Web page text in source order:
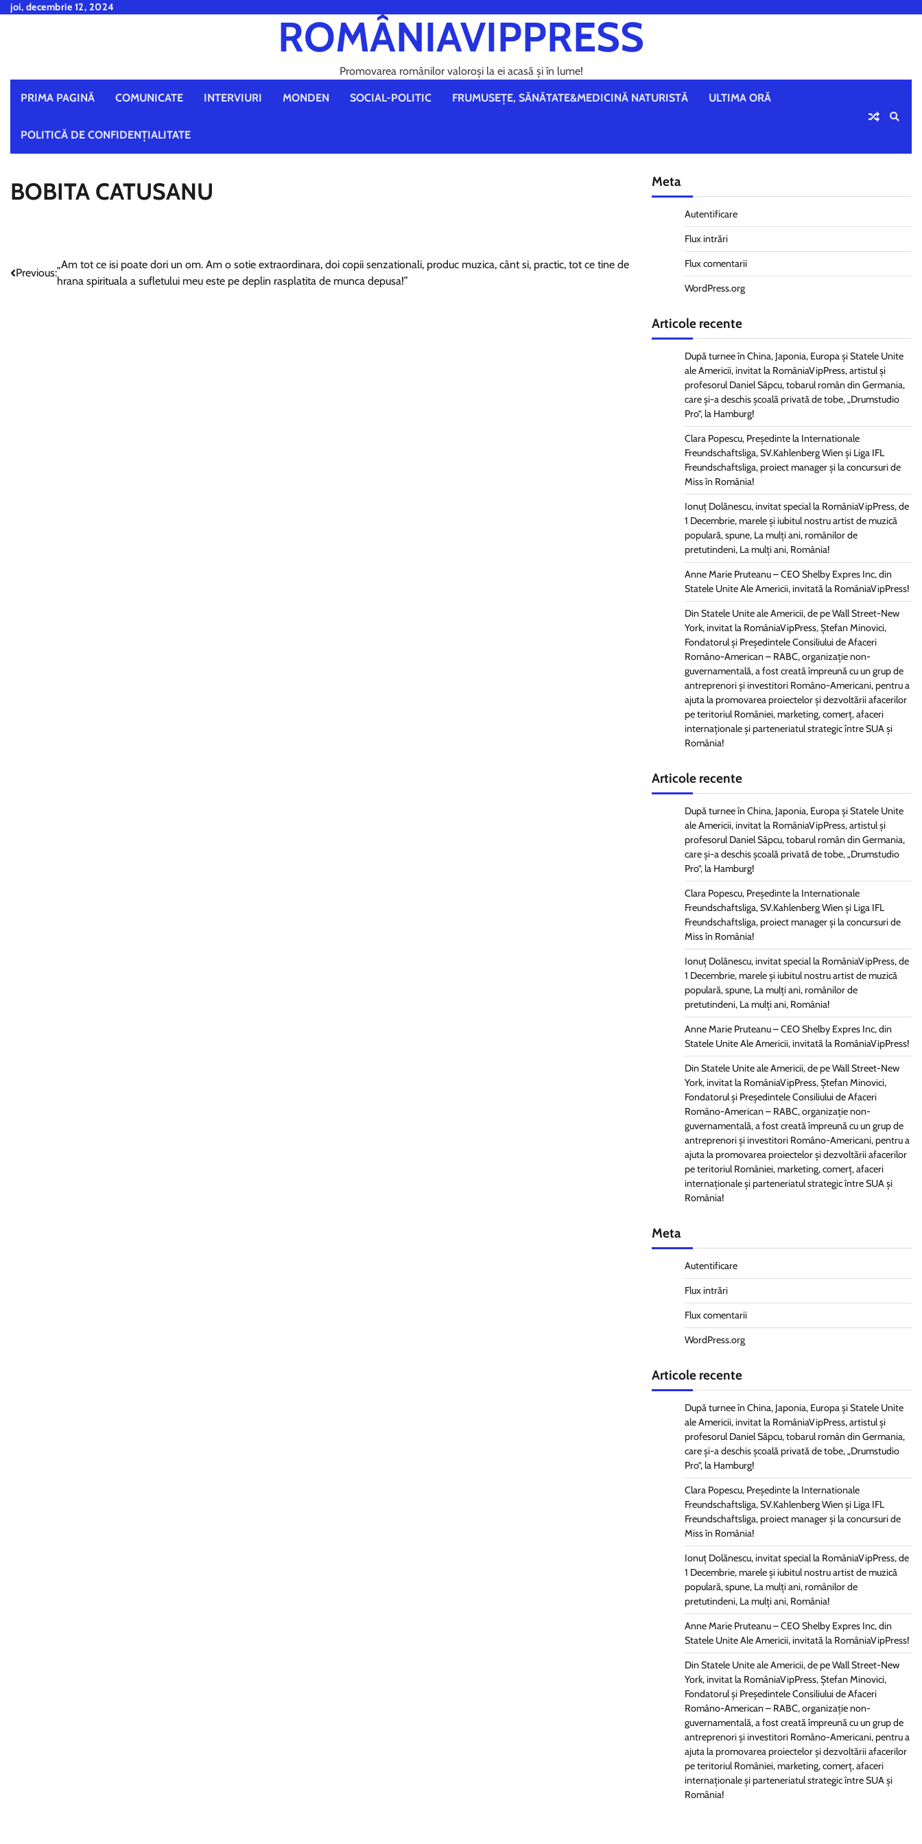
Skipjoi, decembrie 12, 2024
ROMÂNIAVIPPRESS
Promovarea românilor valoroși la ei acasă și în lume!
PRIMA PAGINĂ COMUNICATE INTERVIURI MONDEN SOCIAL-POLITIC FRUMUSEȚE, SĂNĂTATE&MEDICINĂ NATURISTĂ ULTIMA ORĂ
POLITICĂ DE CONFIDENȚIALITATE
BOBITA CATUSANU
Navigare
Previous:
„Am tot ce isi poate dori un om. Am o sotie extraordinara, doi copii senzationali, produc muzica, cânt si, practic, tot ce tine de
hrana spirituala a sufletului meu este pe deplin rasplatita de munca depusa!”
Meta
Autentificare
Flux intrări
Flux comentarii
WordPress.org
Articole recente
După turnee în China, Japonia, Europa și Statele Unite
ale Americii, invitat la RomâniaVipPress, artistul și
profesorul Daniel Sâpcu, tobarul român din Germania,
care și-a deschis școală privată de tobe, „Drumstudio
Pro”, la Hamburg!
Clara Popescu, Președinte la Internationale
Freundschaftsliga, SV.Kahlenberg Wien şi Liga IFL
Freundschaftsliga, proiect manager și la concursuri de
Miss în România!
Ionuț Dolănescu, invitat special la RomâniaVipPress, de
1 Decembrie, marele și iubitul nostru artist de muzică
populară, spune, La mulți ani, românilor de
pretutindeni, La mulți ani, România!
Anne Marie Pruteanu – CEO Shelby Expres Inc, din
Statele Unite Ale Americii, invitată la RomâniaVipPress!
Din Statele Unite ale Americii, de pe Wall Street-New
York, invitat la RomâniaVipPress, Ștefan Minovici,
Fondatorul și Președintele Consiliului de Afaceri
Româno-American – RABC, organizație non-
guvernamentală, a fost creată împreună cu un grup de
antreprenori și investitori Româno-Americani, pentru a
ajuta la promovarea proiectelor și dezvoltării afacerilor
pe teritoriul României, marketing, comerț, afaceri
internaționale și parteneriatul strategic între SUA și
România!
Articole recente
După turnee în China, Japonia, Europa și Statele Unite
ale Americii, invitat la RomâniaVipPress, artistul și
profesorul Daniel Sâpcu, tobarul român din Germania,
care și-a deschis școală privată de tobe, „Drumstudio
Pro”, la Hamburg!
Clara Popescu, Președinte la Internationale
Freundschaftsliga, SV.Kahlenberg Wien şi Liga IFL
Freundschaftsliga, proiect manager și la concursuri de
Miss în România!
Ionuț Dolănescu, invitat special la RomâniaVipPress, de
1 Decembrie, marele și iubitul nostru artist de muzică
populară, spune, La mulți ani, românilor de
pretutindeni, La mulți ani, România!
Anne Marie Pruteanu – CEO Shelby Expres Inc, din
Statele Unite Ale Americii, invitată la RomâniaVipPress!
Din Statele Unite ale Americii, de pe Wall Street-New
York, invitat la RomâniaVipPress, Ștefan Minovici,
Fondatorul și Președintele Consiliului de Afaceri
Româno-American – RABC, organizație non-
guvernamentală, a fost creată împreună cu un grup de
antreprenori și investitori Româno-Americani, pentru a
ajuta la promovarea proiectelor și dezvoltării afacerilor
pe teritoriul României, marketing, comerț, afaceri
internaționale și parteneriatul strategic între SUA și
România!
Meta
Autentificare
Flux intrări
Flux comentarii
WordPress.org
Articole recente
După turnee în China, Japonia, Europa și Statele Unite
ale Americii, invitat la RomâniaVipPress, artistul și
profesorul Daniel Sâpcu, tobarul român din Germania,
care și-a deschis școală privată de tobe, „Drumstudio
Pro”, la Hamburg!
Clara Popescu, Președinte la Internationale
Freundschaftsliga, SV.Kahlenberg Wien şi Liga IFL
Freundschaftsliga, proiect manager și la concursuri de
Miss în România!
Ionuț Dolănescu, invitat special la RomâniaVipPress, de
1 Decembrie, marele și iubitul nostru artist de muzică
populară, spune, La mulți ani, românilor de
pretutindeni, La mulți ani, România!
Anne Marie Pruteanu – CEO Shelby Expres Inc, din
Statele Unite Ale Americii, invitată la RomâniaVipPress!
Din Statele Unite ale Americii, de pe Wall Street-New
York, invitat la RomâniaVipPress, Ștefan Minovici,
Fondatorul și Președintele Consiliului de Afaceri
Româno-American – RABC, organizație non-
guvernamentală, a fost creată împreună cu un grup de
antreprenori și investitori Româno-Americani, pentru a
ajuta la promovarea proiectelor și dezvoltării afacerilor
pe teritoriul României, marketing, comerț, afaceri
internaționale și parteneriatul strategic între SUA și
România!